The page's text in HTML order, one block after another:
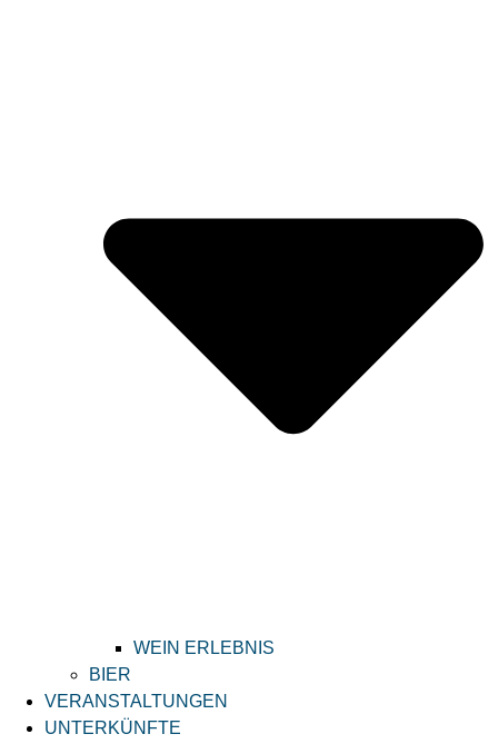
WEIN ERLEBNIS
BIER
VERANSTALTUNGEN
UNTERKÜNFTE